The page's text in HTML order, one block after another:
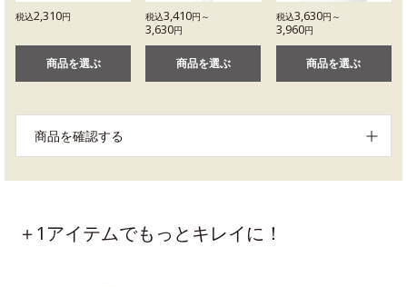
税込2,310円
商品を選ぶ
税込3,410円～
3,630円
商品を選ぶ
税込3,630円～
3,960円
商品を選ぶ
商品を確認する
＋1アイテムでもっとキレイに！